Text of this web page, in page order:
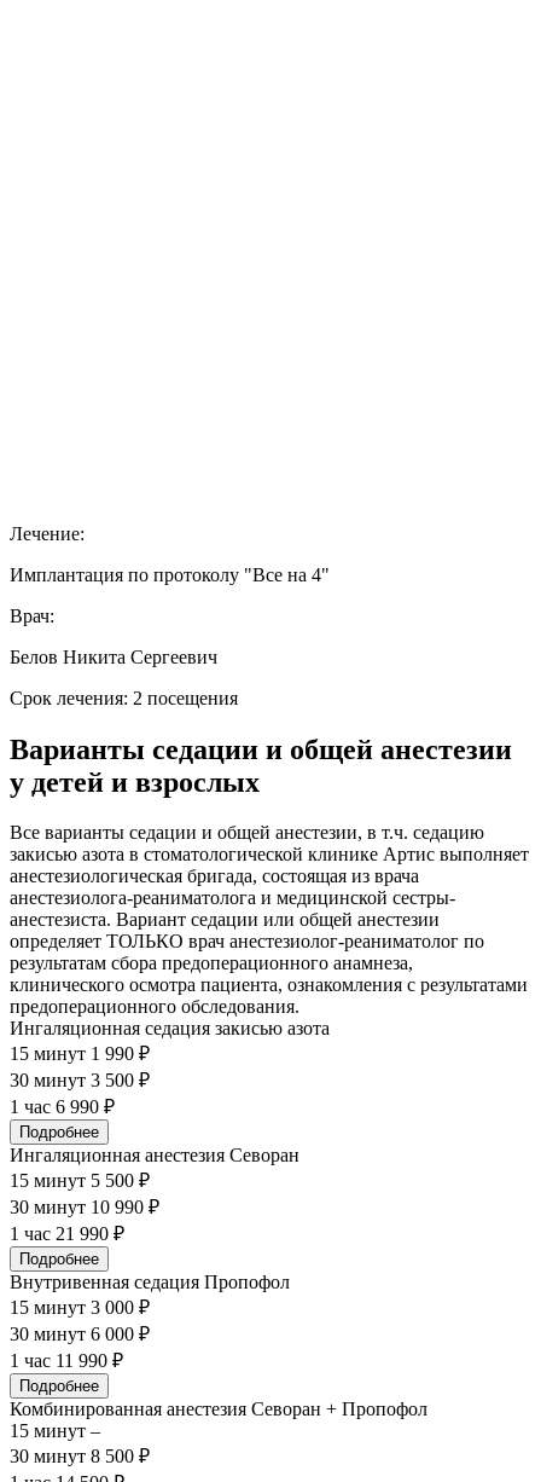
Лечение:
Имплантация по протоколу "Все на 4"
Врач:
Белов Никита Сергеевич
Срок лечения: 2 посещения
Варианты седации и общей анестезии
у детей и взрослых
Все варианты седации и общей анестезии, в т.ч. седацию
закисью азота в стоматологической клинике Артис выполняет
анестезиологическая бригада, состоящая из врача
анестезиолога-реаниматолога и медицинской сестры-
анестезиста. Вариант седации или общей анестезии
определяет ТОЛЬКО врач анестезиолог-реаниматолог по
результатам сбора предоперационного анамнеза,
клинического осмотра пациента, ознакомления с результатами
предоперационного обследования.
Ингаляционная седация закисью азота
15 минут 1 990 ₽
30 минут 3 500 ₽
1 час 6 990 ₽
Подробнее
Ингаляционная анестезия Севоран
15 минут 5 500 ₽
30 минут 10 990 ₽
1 час 21 990 ₽
Подробнее
Внутривенная седация Пропофол
15 минут 3 000 ₽
30 минут 6 000 ₽
1 час 11 990 ₽
Подробнее
Комбинированная анестезия Севоран + Пропофол
15 минут –
30 минут 8 500 ₽